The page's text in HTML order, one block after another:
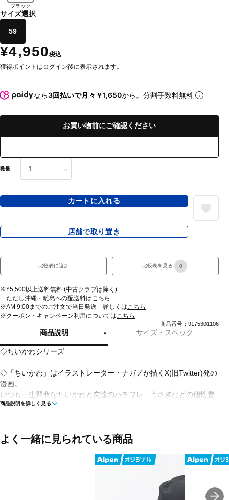
ブラック
サイズ選択
59
¥4,950税込
獲得ポイントはログイン後に表示されます。
なら3回払いで月々￥1,650から。分割手数料無料
お買い物前にご確認ください
数量
カートに入れる
店舗で取り置き
比較表に追加 比較表を見る 0
※¥5,500以上送料無料 (中古クラブは除く)
ただし沖縄・離島への配送料はこちら
※AM 9:00までのご注文で当日発送 詳しくはこちら
※クーポン・キャンペーン利用についてはこちら
商品番号：9175301106
商品説明 サイズ・スペック
◇ちいかわシリーズ
◇「ちいかわ」はイラストレーター・ナガノが描くX(旧Twitter)発の
漫画。
いつも一生懸命なちいかわと友達のハチワレ、うさぎなどの個性豊
かなキャラクターたちが繰り広げる、楽しくて、切なくて、ちょっ
■カラー：
商品説明を詳しく見る
よく一緒に見られている商品